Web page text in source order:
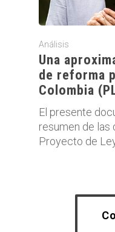
Análisis
Una
de reforma
Colombia
El presente
resumen de las
Proyecto de